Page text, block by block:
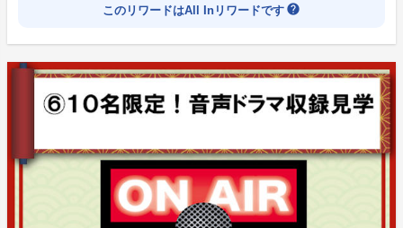
途中体調がすぐれない場合は近くのスタッフにお声がけ
・イベント中の写真撮影はＮＧとなります。
・イベント中にカメラマンによる撮影が入った場合は写
り込む可能性がございます。
います。その際は別途ご案内をさせて頂きます。
⑨5名限定！神巫詞youtube番組「突撃SOF！」収録
見学＆ファンミーティング＆キャラ写真！（15000
このリワードはAll Inリワードです help